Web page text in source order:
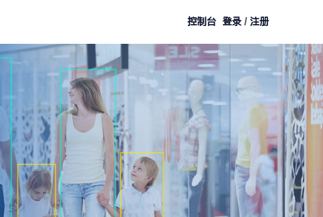
控制台 登录 / 注册